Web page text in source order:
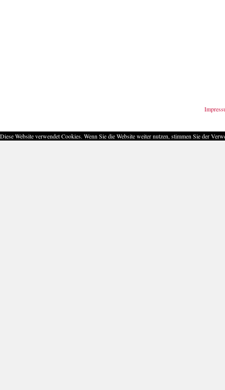
Diese Website verwendet Cookies. Wenn Sie die Website weiter nutzen, stimmen Sie der